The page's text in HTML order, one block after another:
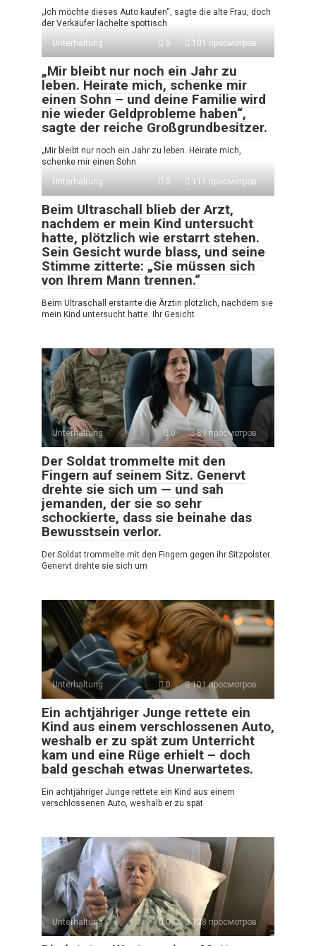
„Ich möchte dieses Auto kaufen“, sagte die alte Frau, doch
der Verkäufer lächelte spöttisch
Unterhaltung
0 101 просмотров
„Mir bleibt nur noch ein Jahr zu
leben. Heirate mich, schenke mir
einen Sohn – und deine Familie wird
nie wieder Geldprobleme haben“,
sagte der reiche Großgrundbesitzer.
„Mir bleibt nur noch ein Jahr zu leben. Heirate mich,
schenke mir einen Sohn
Unterhaltung
0 111 просмотров
Beim Ultraschall blieb der Arzt,
nachdem er mein Kind untersucht
hatte, plötzlich wie erstarrt stehen.
Sein Gesicht wurde blass, und seine
Stimme zitterte: „Sie müssen sich
von Ihrem Mann trennen.“
Beim Ultraschall erstarrte die Ärztin plötzlich, nachdem sie
mein Kind untersucht hatte. Ihr Gesicht
Unterhaltung 0 89 просмотров
Der Soldat trommelte mit den
Fingern auf seinem Sitz. Genervt
drehte sie sich um — und sah
jemanden, der sie so sehr
schockierte, dass sie beinahe das
Bewusstsein verlor.
Der Soldat trommelte mit den Fingern gegen ihr Sitzpolster.
Genervt drehte sie sich um
Unterhaltung 0 101 просмотров
Ein achtjähriger Junge rettete ein
Kind aus einem verschlossenen Auto,
weshalb er zu spät zum Unterricht
kam und eine Rüge erhielt – doch
bald geschah etwas Unerwartetes.
Ein achtjähriger Junge rettete ein Kind aus einem
verschlossenen Auto, weshalb er zu spät
Unterhaltung 0 128 просмотров